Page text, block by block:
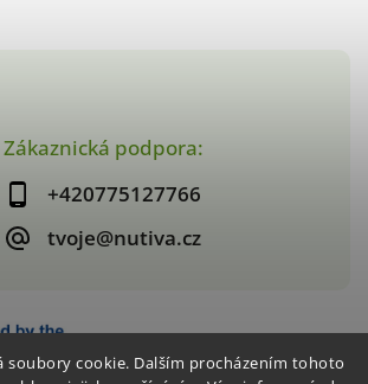
soubory cookie. Dalším procházením tohoto
Zákaznická podpora:
+420775127766
tvoje@nutiva.cz